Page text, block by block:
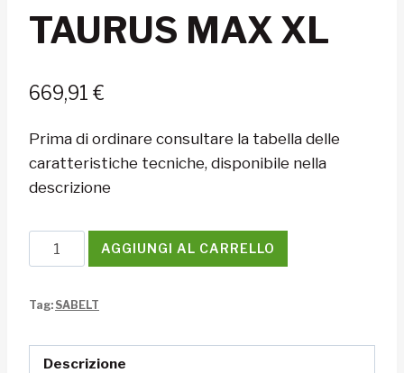
TAURUS MAX XL
669,91 €
Prima di ordinare consultare la tabella delle
caratteristiche tecniche, disponibile nella
descrizione
Sedile
Sabelt
MAX
quantità
AGGIUNGI AL CARRELLO
Tag: SABELT
Descrizione